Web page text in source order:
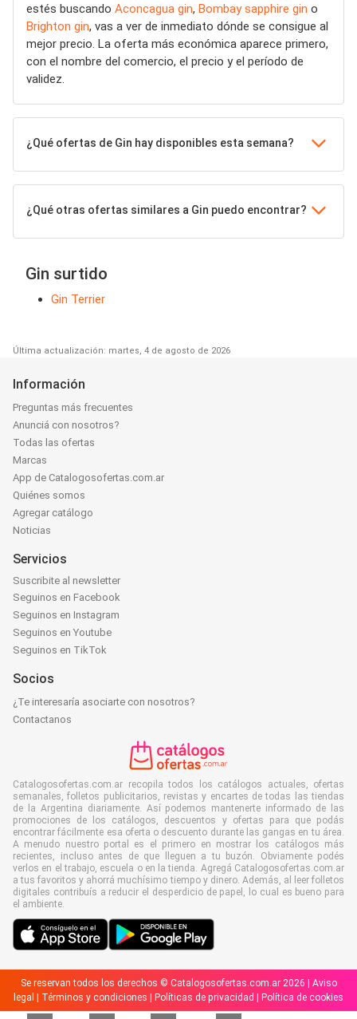
estés buscando Aconcagua gin, Bombay sapphire gin o
Brighton gin, vas a ver de inmediato dónde se consigue al
mejor precio. La oferta más económica aparece primero,
con el nombre del comercio, el precio y el período de
validez.
¿Qué ofertas de Gin hay disponibles esta semana?
¿Qué otras ofertas similares a Gin puedo encontrar?
Gin surtido
Gin Terrier
Última actualización: martes, 4 de agosto de 2026
Información
Preguntas más frecuentes
Anunciá con nosotros?
Todas las ofertas
Marcas
App de Catalogosofertas.com.ar
Quiénes somos
Agregar catálogo
Noticias
Servicios
Suscribite al newsletter
Seguinos en Facebook
Seguinos en Instagram
Seguinos en Youtube
Seguinos en TikTok
Socios
¿Te interesaría asociarte con nosotros?
Contactanos
Catalogosofertas.com.ar recopila todos los catálogos actuales, ofertas
semanales, folletos publicitarios, revistas y encartes de todas las tiendas
de la Argentina diariamente. Así podemos mantenerte informado de las
promociones de los catálogos, descuentos y ofertas para que podás
encontrar fácilmente esa oferta o descuento durante las gangas en tu área.
A menudo nuestro portal es el primero en mostrar los catálogos más
recientes, incluso antes de que lleguen a tu buzón. Obviamente podés
verlos en el trabajo, escuela o en la tienda. Agregá Catalogosofertas.com.ar
a tus favoritos y ahorrá muchísimo tiempo y dinero. Además, al leer folletos
digitales contribuís a reducir el desperdicio de papel, lo cual es bueno para
el ambiente.
Se reservan todos los derechos © Catalogosofertas.com.ar 2026 | Aviso
legal | Términos y condiciones | Políticas de privacidad | Política de cookies